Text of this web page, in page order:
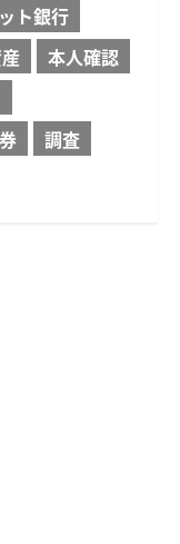
ト銀行
本人確認
調査